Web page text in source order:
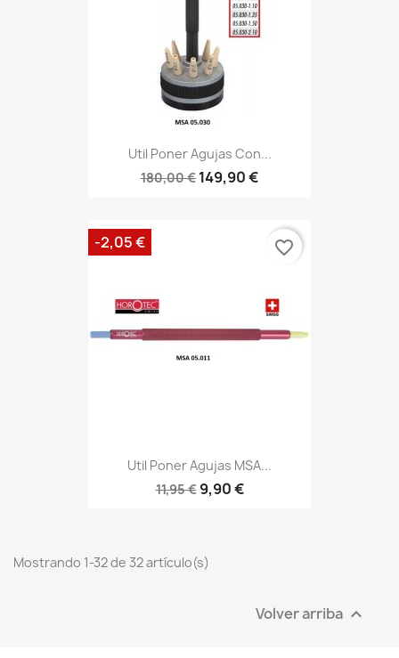
Util Poner Agujas Con...
180,00 € 149,90 €
Util Poner Agujas MSA...
11,95 € 9,90 €
-2,05 € favorite_border
Mostrando 1-32 de 32 artículo(s)
Volver arriba 